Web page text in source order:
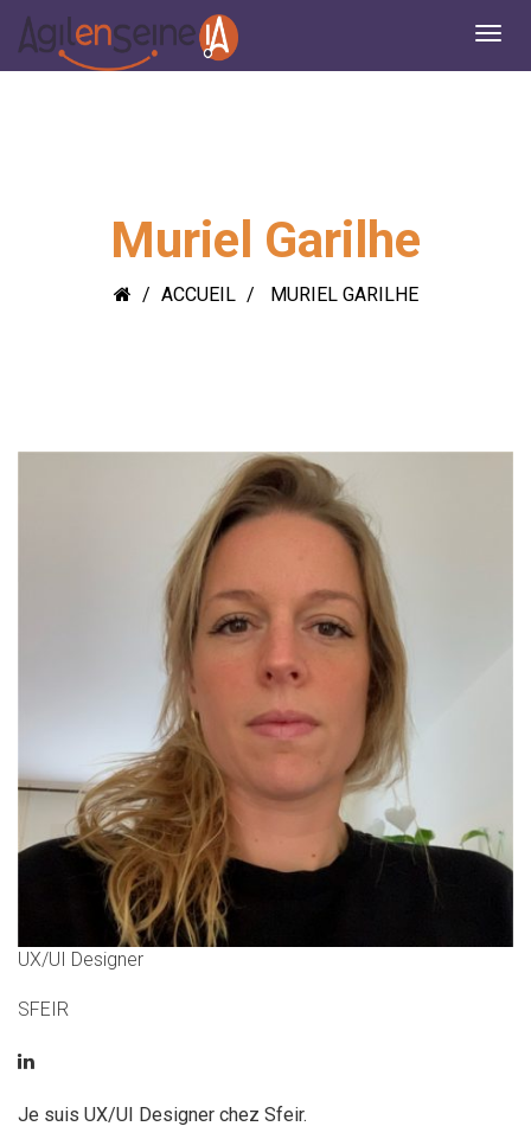
Muriel Garilhe
ACCUEIL MURIEL GARILHE
UX/UI Designer
SFEIR
Je suis UX/UI Designer chez Sfeir.